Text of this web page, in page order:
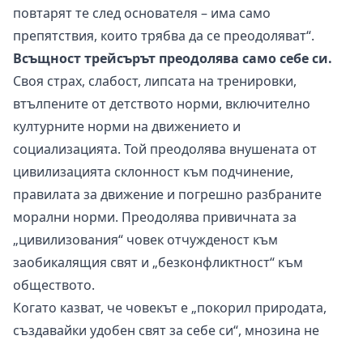
повтарят те след основателя – има само
препятствия, които трябва да се преодоляват“.
Всъщност трейсърът преодолява само себе си.
Своя страх, слабост, липсата на тренировки,
втълпените от детството норми, включително
културните норми на движението и
социализацията. Той преодолява внушената от
цивилизацията склонност към подчинение,
правилата за движение и погрешно разбраните
морални норми. Преодолява привичната за
„цивилизования“ човек отчужденост към
заобикалящия свят и „безконфликтност“ към
обществото.
Когато казват, че човекът е „покорил природата,
създавайки удобен свят за себе си“, мнозина не